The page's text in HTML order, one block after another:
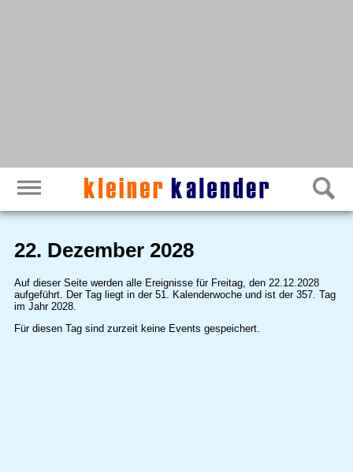
22. Dezember 2028
Auf dieser Seite werden alle Ereignisse für Freitag, den 22.12.2028
aufgeführt. Der Tag liegt in der 51. Kalenderwoche und ist der 357. Tag
im Jahr 2028.
Für diesen Tag sind zurzeit keine Events gespeichert.